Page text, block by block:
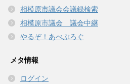
相模原市議会会議録検索
相模原市議会 議会中継
やるぞ！あべぶろぐ
メタ情報
ログイン